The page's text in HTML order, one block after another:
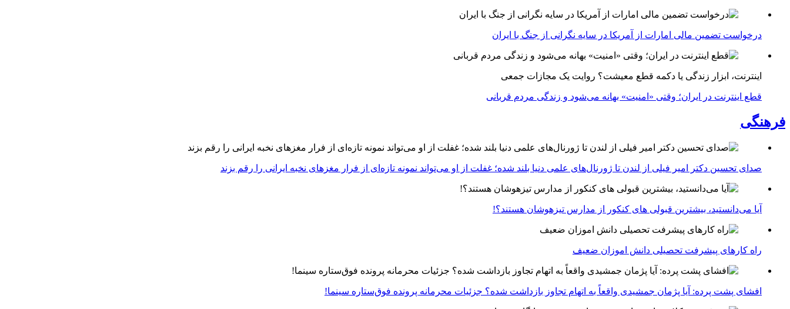
درخواست تضمین مالی امارات از آمریکا در سایه نگرانی از جنگ با ایران
اینترنت، ابزار زندگی یا دکمه قطع معیشت؟ روایت یک مجازات جمعی
قطع اینترنت در ایران؛ وقتی «امنیت» بهانه می‌شود و زندگی مردم قربانی
فرهنگی
صدای تحسین دکتر امیر فیلی از لندن تا ژورنال‌های علمی دنیا بلند شده؛ غفلت از او می‌تواند نمونه تازه‌ای از فرار مغزهای نخبه ایرانی را رقم بزند
آیا می‌دانستید، بیشترین قبولی های کنکور از مدارس تیزهوشان هستند؟!
راه کارهای پیشرفت تحصیلی دانش اموزان ضعیف
افشای پشت پرده: آیا پژمان جمشیدی واقعاً به اتهام تجاوز بازداشت شده؟ جزئیات محرمانه پرونده فوق‌ستاره سینما!